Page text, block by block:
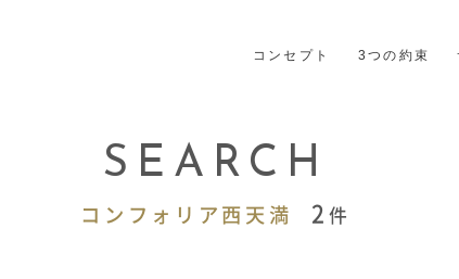
コンセプト 3つの約束
SEARCH
コンフォリア西天満 2